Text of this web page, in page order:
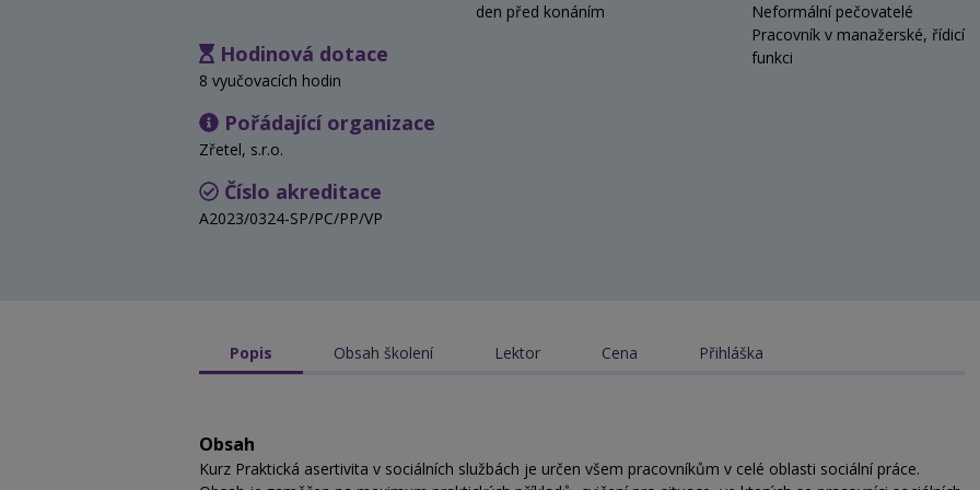
den před konáním
Hodinová dotace
8 vyučovacích hodin
Pořádající organizace
Zřetel, s.r.o.
Číslo akreditace
A2023/0324-SP/PC/PP/VP
Neformální pečovatelé
Pracovník v manažerské, řídicí
funkci
Popis Obsah školení Lektor Cena Přihláška
Obsah
Kurz Praktická asertivita v sociálních službách je určen všem pracovníkům v celé oblasti sociální práce.